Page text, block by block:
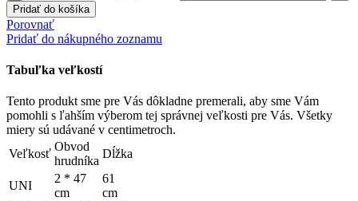
Pridať do košíka
Porovnať
Pridať do nákupného zoznamu
Tabuľka veľkostí
Tento produkt sme pre Vás dôkladne premerali, aby sme Vám
pomohli s ľahším výberom tej správnej veľkosti pre Vás. Všetky
miery sú udávané v centimetroch.
Veľkosť
Obvod
hrudníka
Dĺžka
UNI
2 * 47
cm
61
cm